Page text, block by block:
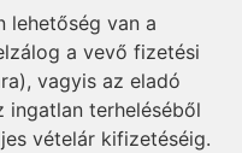
lehetőség van a
a vevő fizetési
vagyis az eladó
terheléséből
vételár kifizetéséig.